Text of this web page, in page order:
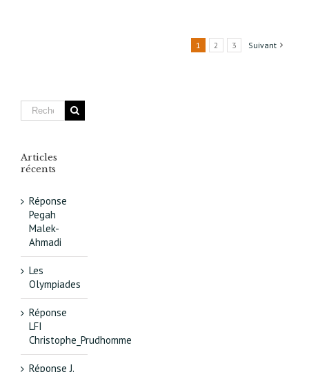
innovant
1 2 3 Suivant
Articles
récents
Réponse
Pegah
Malek-
Ahmadi
Les
Olympiades
Réponse
LFI
Christophe_Prudhomme
Réponse J.